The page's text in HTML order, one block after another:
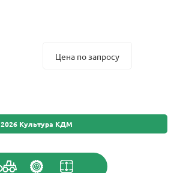
Цена по запросу
2026 Культура КДМ